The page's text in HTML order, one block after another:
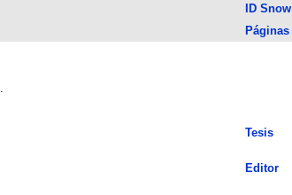
ID Snow
Páginas
Tesis
Editor